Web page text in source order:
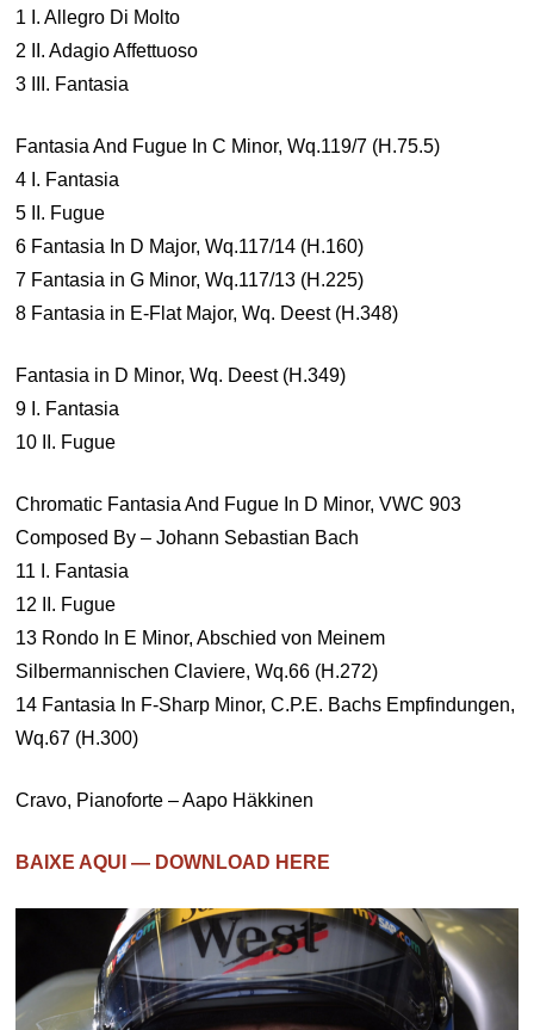
1 I. Allegro Di Molto
2 II. Adagio Affettuoso
3 III. Fantasia
Fantasia And Fugue In C Minor, Wq.119/7 (H.75.5)
4 I. Fantasia
5 II. Fugue
6 Fantasia In D Major, Wq.117/14 (H.160)
7 Fantasia in G Minor, Wq.117/13 (H.225)
8 Fantasia in E-Flat Major, Wq. Deest (H.348)
Fantasia in D Minor, Wq. Deest (H.349)
9 I. Fantasia
10 II. Fugue
Chromatic Fantasia And Fugue In D Minor, VWC 903
Composed By – Johann Sebastian Bach
11 I. Fantasia
12 II. Fugue
13 Rondo In E Minor, Abschied von Meinem
Silbermannischen Claviere, Wq.66 (H.272)
14 Fantasia In F-Sharp Minor, C.P.E. Bachs Empfindungen,
Wq.67 (H.300)
Cravo, Pianoforte – Aapo Häkkinen
BAIXE AQUI — DOWNLOAD HERE